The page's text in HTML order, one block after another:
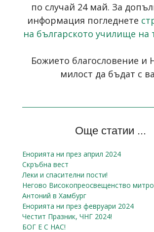
по случай 24 май. За
информация погледнете
на българското училище на
Божието благословение и
милост да бъдат с
Още статии ...
Енорията ни през април 2024
Скръбна вест
Леки и спасителни пости!
Негово Високопреосвещенство
Антоний в Хамбург
Енорията ни през февруари 2024
Честит Празник, ЧНГ 2024!
БОГ Е С НАС!